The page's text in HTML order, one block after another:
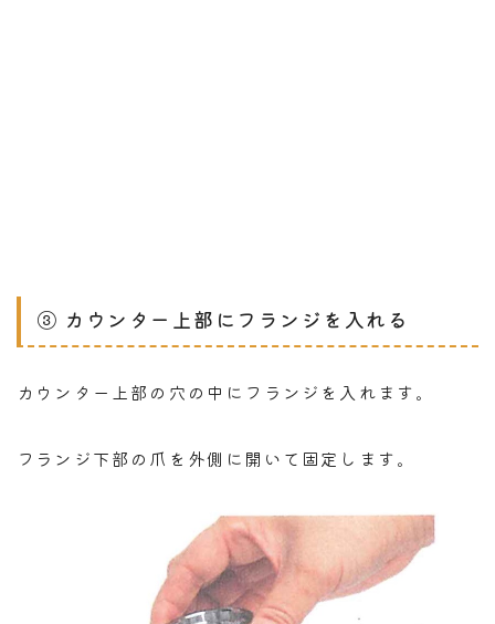
③ カウンター上部にフランジを入れる
カウンター上部の穴の中にフランジを入れます。
フランジ下部の爪を外側に開いて固定します。